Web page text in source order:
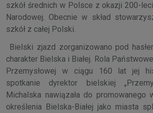
szkół średnich w Polsce z okazji 200-
Narodowej. Obecnie w skład
szkół z całej Polski.
Bielski zjazd zorganizowano pod
charakter Bielska i Białej. Rola
Przemysłowej w ciągu 160 lat jej
spotkanie dyrektor bielskiej
Michalska nawiązała do promowanego
określenia Bielska-Białej jako miasta